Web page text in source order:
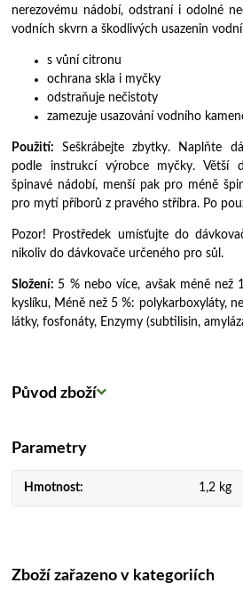
nerezovému nádobí, odstraní i odolné
vodních skvrn a škodlivých usazenin
s vůní citronu
ochrana skla i myčky
odstraňuje nečistoty
zamezuje usazování vodního
Použití: Seškrábejte zbytky. Naplňte
podle instrukcí výrobce myčky. Větší
špinavé nádobí, menší pak pro méně
pro mytí příborů z pravého stříbra. Po
Pozor! Prostředek umísťujte do
nikoliv do dávkovače určeného pro sůl.
Složení: 5 % nebo více, avšak méně než
kyslíku, Méně než 5 %: polykarboxyláty,
látky, fosfonáty, Enzymy (subtilisin,
Původ zboží
Parametry
Hmotnost 1,2 kg
Zboží zařazeno v kategoriích